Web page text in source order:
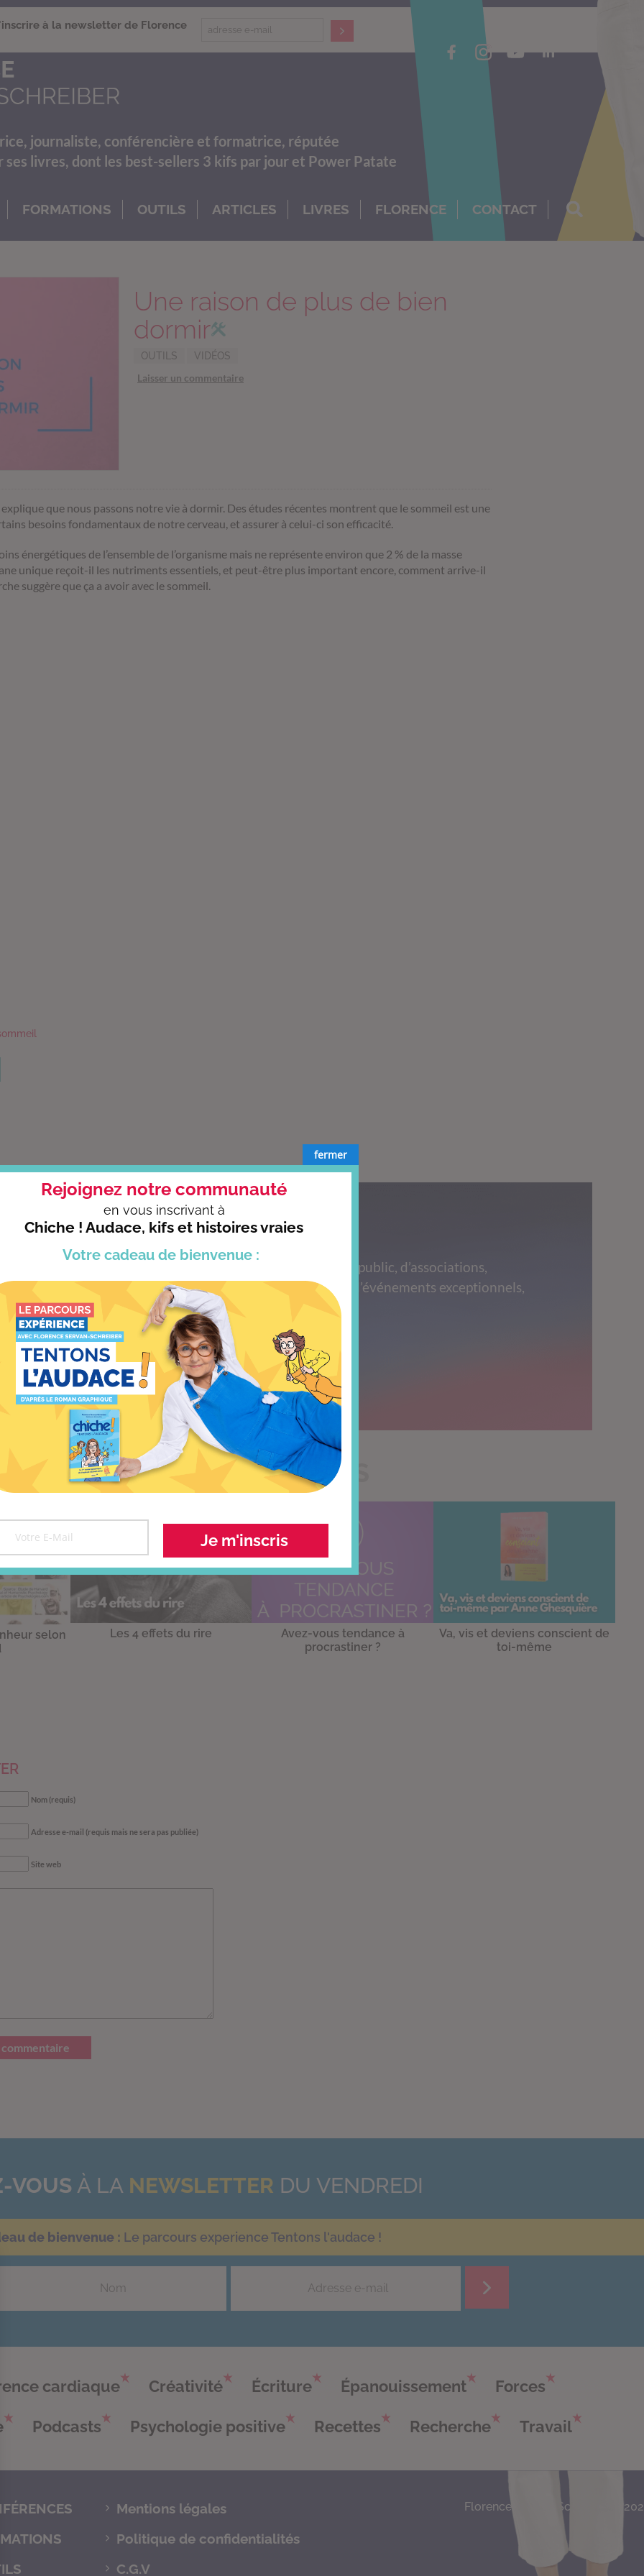
à la newsletter de Florence
journaliste, conférencière et formatrice, réputée
livres, dont les best-sellers 3 kifs par jour et Power Patate
FORMATIONS OUTILS ARTICLES LIVRES FLORENCE CONTACT
Une raison de plus de bien
dormir
OUTILS VIDÉOS
Laisser un commentaire
que nous passons notre vie à dormir. Des études récentes montrent que le sommeil est une
besoins fondamentaux de notre cerveau, et assurer à celui-ci son efficacité.
énergétiques de l’ensemble de l’organisme mais ne représente environ que 2 % de la masse
unique reçoit-il les nutriments essentiels, et peut-être plus important encore, comment arrive-il
suggère que ça a avoir avec le sommeil.
CONFÉRENCES
Florence intervient auprès des entreprises, du grand public, d’associations,
d’établissements d’enseignements supérieur ou lors d’événements exceptionnels,
autour des sujets développés dans ses ouvrages.
Voir toutes les conférences
CONTACTEZ-NOUS >
NOS AUTRES OUTILS
selon
Les 4 effets du rire
Avez-vous tendance à
procrastiner ?
Va, vis et deviens conscient de
toi-même
Nom (requis)
Adresse e-mail (requis mais ne sera pas publiée)
Site web
VOUS À LA NEWSLETTER DU VENDREDI
de bienvenue : Le parcours experience Tentons l'audace !
cardiaque Créativité Écriture Épanouissement Forces
Podcasts Psychologie positive Recettes Recherche Travail
Mentions légales
Politique de confidentialités
C.G.V
Florence Servan-Schreiber ©
Votre cadeau de bienvenue :
Rejoignez notre communauté
en vous inscrivant à
Chiche ! Audace, kifs et histoires vraies
Je m'inscris
fermer